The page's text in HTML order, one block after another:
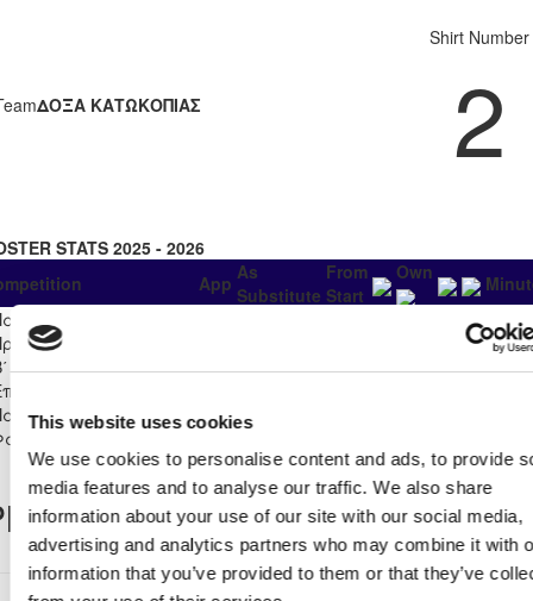
This website uses cookies
We use cookies to personalise content and ads, to provide
media features and to analyse our traffic. We also share
information about your use of our site with our social media,
advertising and analytics partners who may combine it with
information that you’ve provided to them or that they’ve
ΔΟΞΑ ΚΑΤΩΚΟΠΙΑΣ
Shirt Number
2
STATS 2025 - 2026
App As
Substitute
From
Start
Own
Νέων Κ-19
Κατηγορίας 2025/26
0 1093
Κατηγορία
Κ-17 2025/26 - Α' 0 0
Record